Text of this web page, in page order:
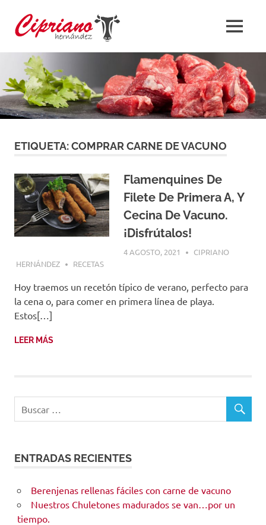
contenido
Carne
de
Cipriano
MENÚ
ETIQUETA:COMPRAR CARNE DE VACUNO
Flamenquines De
Filete De Primera A, Y
Cecina De Vacuno.
¡Disfrútalos!
4 AGOSTO, 2021
CIPRIANO
HERNÁNDEZ
RECETAS
Hoy traemos un recetón típico de verano, perfecto para
la cena o, para comer en primera línea de playa.
Estos[…]
LEER MÁS
ENTRADAS RECIENTES
Berenjenas rellenas fáciles con carne de vacuno
Nuestros Chuletones madurados se van…por un
tiempo.